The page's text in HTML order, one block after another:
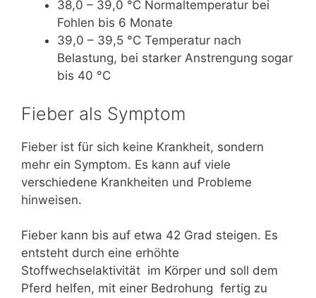
38,0 – 39,0 °C Normaltemperatur bei
Fohlen bis 6 Monate
39,0 – 39,5 °C Temperatur nach
Belastung, bei starker Anstrengung sogar
bis 40 °C
Fieber als Symptom
Fieber ist für sich keine Krankheit, sondern
mehr ein Symptom. Es kann auf viele
verschiedene Krankheiten und Probleme
hinweisen.
Fieber kann bis auf etwa 42 Grad steigen. Es
entsteht durch eine erhöhte
Stoffwechselaktivität im Körper und soll dem
Pferd helfen, mit einer Bedrohung fertig zu